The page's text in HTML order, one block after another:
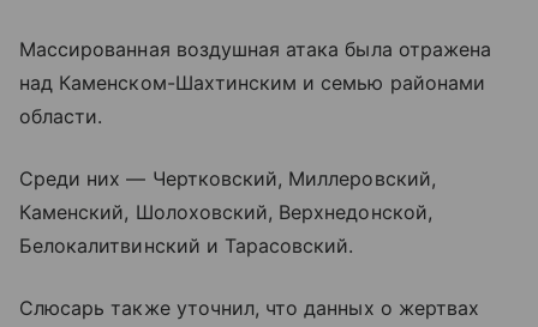
Массированная воздушная атака была отражена
над Каменском-Шахтинским и семью районами
области.
Среди них — Чертковский, Миллеровский,
Каменский, Шолоховский, Верхнедонской,
Белокалитвинский и Тарасовский.
Слюсарь также уточнил, что данных о жертвах